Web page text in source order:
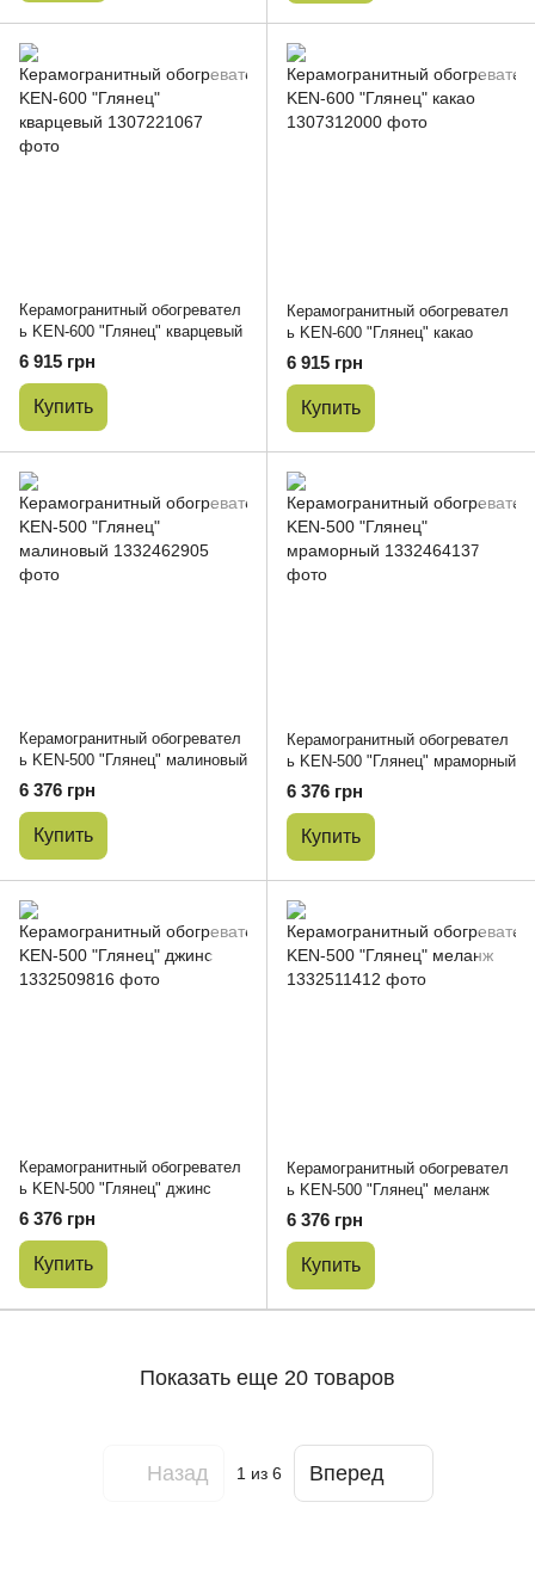
Керамогранитный обогревател
ь KEN-600 "Глянец" кварцевый
6 915 грн
Купить
Керамогранитный обогревател
ь KEN-600 "Глянец" какао
6 915 грн
Купить
Керамогранитный обогревател
ь KEN-500 "Глянец" малиновый
6 376 грн
Купить
Керамогранитный обогревател
ь KEN-500 "Глянец" мраморный
6 376 грн
Купить
Керамогранитный обогревател
ь KEN-500 "Глянец" джинс
6 376 грн
Купить
Керамогранитный обогревател
ь KEN-500 "Глянец" меланж
6 376 грн
Купить
Показать еще 20 товаров
Назад 1из 6 Вперед